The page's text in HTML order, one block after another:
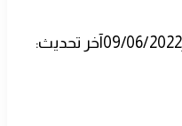
09/06/2022آخر تحديث: